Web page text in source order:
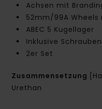
Achsen mit
52mm/99A Wheels
ABEC 5 Kugellager
Inklusive Schrauben
2er Set
Zusammensetzung
Urethan